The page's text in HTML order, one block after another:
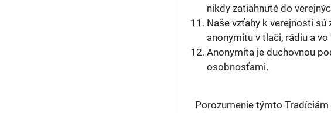
nikdy zatiahnuté do
Naše vzťahy k verejnosti
anonymitu v tlači, rádiu a vo
Anonymita je duchovnou
osobnosťami.
Porozumenie týmto